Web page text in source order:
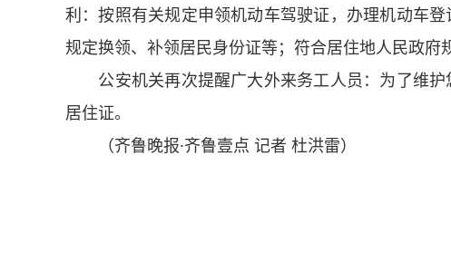
利：按照有关规定申领机动车驾驶证，办理机动车
规定换领、补领居民身份证等；符合居住地人民政府
公安机关再次提醒广大外来务工人员：为了维护
居住证。
（齐鲁晚报·齐鲁壹点 记者 杜洪雷）